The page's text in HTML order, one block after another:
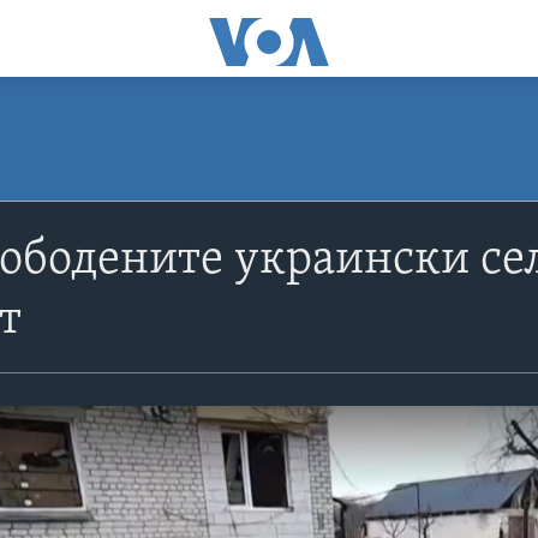
украински